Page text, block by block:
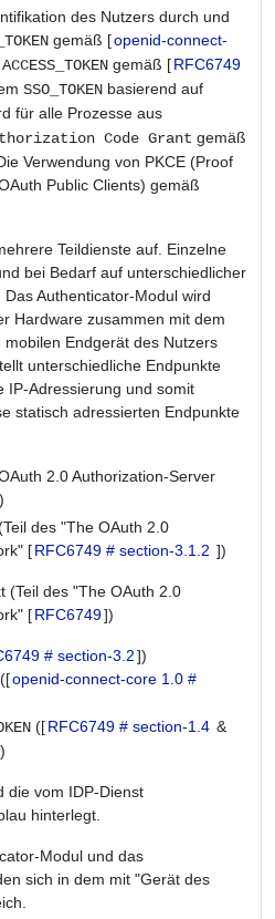
des Nutzers durch und
gemäß [openid-connect-
ACCESS_TOKEN gemäß [RFC6749
SSO_TOKEN basierend auf
für alle Prozesse aus
Code Grant gemäß
Verwendung von PKCE (Proof
Public Clients) gemäß
Teildienste auf. Einzelne
bei Bedarf auf unterschiedlicher
Authenticator-Modul wird
Hardware zusammen mit dem
Endgerät des Nutzers
unterschiedliche Endpunkte
IP-Adressierung und somit
statisch adressierten Endpunkte
2.0 Authorization-Server
des "The OAuth 2.0
[RFC6749 # section-3.1.2 ])
(Teil des "The OAuth 2.0
[RFC6749])
# section-3.2])
([openid-connect-core 1.0 #
([RFC6749 # section-1.4 &
die vom IDP-Dienst
hinterlegt.
Modul und das
sich in dem mit "Gerät des